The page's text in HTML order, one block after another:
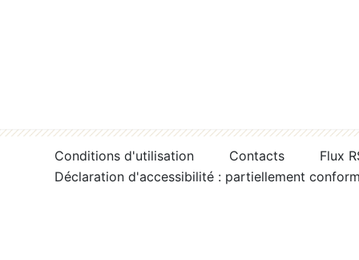
Conditions d'utilisation Contacts
Flux
Déclaration d'accessibilité : partiellement